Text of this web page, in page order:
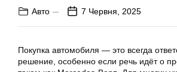
Авто 7 Червня, 2025
Покупка автомобиля — это всегда
решение, особенно если речь идёт о